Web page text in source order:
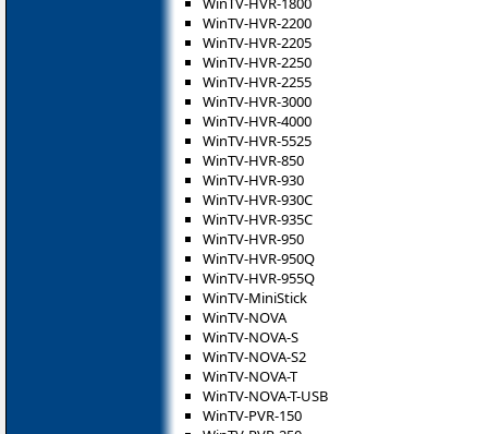
WinTV-HVR-2200
WinTV-HVR-2205
WinTV-HVR-2250
WinTV-HVR-2255
WinTV-HVR-3000
WinTV-HVR-4000
WinTV-HVR-5525
WinTV-HVR-850
WinTV-HVR-930
WinTV-HVR-930C
WinTV-HVR-935C
WinTV-HVR-950
WinTV-HVR-950Q
WinTV-HVR-955Q
WinTV-MiniStick
WinTV-NOVA
WinTV-NOVA-S
WinTV-NOVA-S2
WinTV-NOVA-T
WinTV-NOVA-T-USB
WinTV-PVR-150